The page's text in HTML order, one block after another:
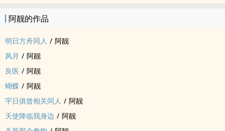
阿靓的作品
明日方舟‌同‍人‍‎ / 阿靓
风月 / 阿靓
良医 / 阿靓
蝴蝶 / 阿靓
宇日俱曾相关‌同‍人‍‎ / 阿靓
天使降临我身边 / 阿靓